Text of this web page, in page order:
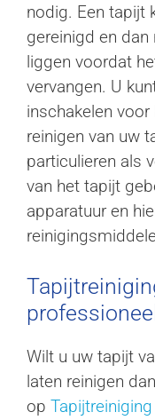
nodig. Een tapijt
gereinigd en
liggen voordat
vervangen. U
inschakelen
reinigen van uw
particulieren als
van het tapijt
apparatuur en
Wilt u uw tapijt
laten reinigen
op